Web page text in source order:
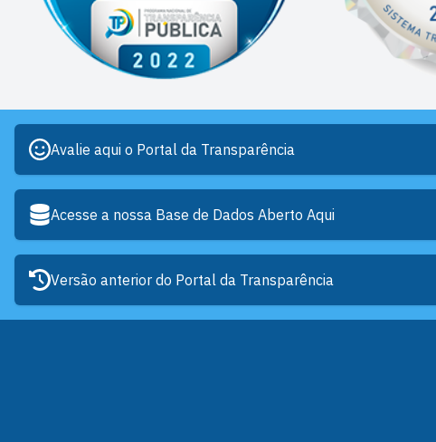
Avalie aqui o Portal da Transparência
Acesse a nossa Base de Dados Aberto Aqui
Versão anterior do Portal da Transparência